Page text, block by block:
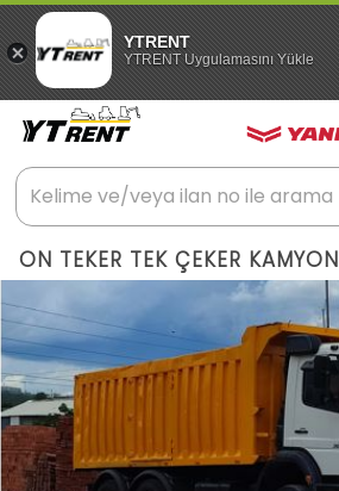
YTRENT
YTRENT Uygulamasını Yükle
ON TEKER TEK ÇEKER KAMYON